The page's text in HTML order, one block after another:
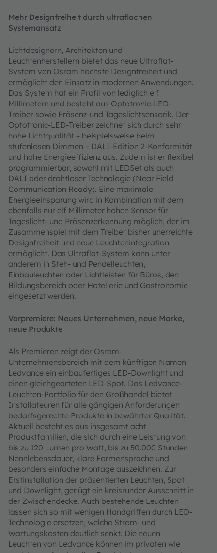
Mehr Designfreiheit durch ultraflachen
Systemansatz
Lichtdesignern, Architekten und
Leuchtenherstellern bietet das neue Ultraflat-
System von Osram höchste Designfreiheit und
ermöglicht den Einsatz in modernen Anwendungen.
Das System hat ein Profil von lediglich elf
Millimetern und besteht aus Optotronic-LED-
Treiber sowie Präsenz-und Tageslichtsensorik. Der
Optotronic-LED-Treiber zeichnet sich durch sehr
hohe Lichtqualität – beispielsweise beim
stufenlosen Dimmen – DALI-Edition 2-Konformität
und hohe Energieeffizienz aus. Zudem ist er flexibel
programmierbar, sowohl mit LEDSet als auch
DALI oder drahtloser Technologie (Near Field
Communication Ready). Eine maximale
Energieeinsparung wird in Kombination mit dem
ebenfalls nur elf Millimeter hohen Sensor für
Tageslicht- und Präsenzerkennung möglich, der im
Zusammenspiel mit dem Treiber bisher unerreichte
Designfreiheit und neue Leuchtenintegration
ermöglicht. Das Ultraflat-System kann unter
anderem in Steh- und Pendelleuchten,
Einbauleuchten oder Lichtleisten für Büros, den
Bildungsbereich oder Hotellerie und Gastronomie
eingesetzt werden.
Vorpremiere: Neues Unternehmen, neue Marke,
neue Produkte
Als Premieren zeigt der Osram-
Unternehmensbereich mit dem künftigen Namen
Ledvance ein einbaufertiges LED-Downlight und
einen gleichgearteten LED-Spot. Das Ledvance-
Leuchten-Portfolio für den Großhandel bietet
Installateuren für alle gängigen Anforderungen
bedarfsgerechte Produkte in bewährter Qualität.
Aktuell besteht es aus insgesamt acht
Produktfamilien, die sich durch eine Leistung von
bis zu 120 Lumen pro Watt, bis zu 50.000 Stunden
Nennlebensdauer, klare Formensprache und
besonders einfache Montage auszeichnen. Zur
Erstinstallation der präsentierten Leuchten, Spot
und Downlight, genügt ein kreisrunder Ausschnitt in
der Zwischendecke. Auch bestehende Leuchten
lassen sich so mit wenigen Handgriffen durch LED-
Technologie ersetzen, welche Strom- und
Wartungskosten deutlich senkt. Die neuen
Leuchten von Ledvance können im privaten wie